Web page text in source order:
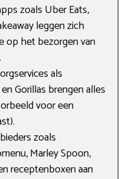
zoals Uber Eats,
leggen zich
op het bezorgen van
als
Gorillas brengen alles
voor een
zoals
Marley Spoon,
receptenboxen aan